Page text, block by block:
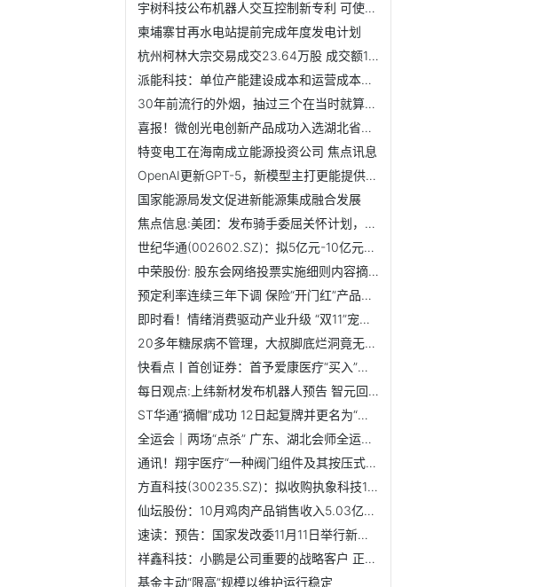
宇树科技公布机器人交互控制新专利 可使机器人能够适应各种场景
柬埔寨甘再水电站提前完成年度发电计划
杭州柯林大宗交易成交23.64万股 成交额1128.86万元
派能科技：单位产能建设成本和运营成本将进一步优化，为公司...
30年前流行的外烟，抽过三个在当时就算很牛的了，如今估计已...
喜报！微创光电创新产品成功入选湖北省推荐目录
特变电工在海南成立能源投资公司 焦点讯息
OpenAI更新GPT-5，新模型主打更能提供“情绪价值”-焦点
国家能源局发文促进新能源集成融合发展
焦点信息:美团：发布骑手委屈关怀计划，提供最高50000元的委...
世纪华通(002602.SZ)：拟5亿元-10亿元回购股份
中荣股份: 股东会网络投票实施细则内容摘要_每日速看
预定利率连续三年下调 保险“开门红”产品紧盯分红险
即时看！情绪消费驱动产业升级 “双11”宠物经济活力释放
20多年糖尿病不管理，大叔脚底烂洞竟无感！医生：恐要截趾|焦...
快看点丨首创证券：首予爱康医疗“买入”评级 中期利润稳健...
每日观点:上纬新材发布机器人预告 智元回应
ST华通“摘帽”成功 12日起复牌并更名为“世纪华通”
全运会｜两场“点杀” 广东、湖北会师全运会U20男足决赛
通讯！翔宇医疗“一种阀门组件及其按压式直通闸阀”获发明专利！
方直科技(300235.SZ)：拟收购执象科技100%股权
仙坛股份：10月鸡肉产品销售收入5.03亿元 同比增长9.30%
速读：预告：国家发改委11月11日举行新闻发布会 介绍进一步...
祥鑫科技：小鹏是公司重要的战略客户 正在多个业务领域持续...
基金主动“限高”规模以维护运行稳定